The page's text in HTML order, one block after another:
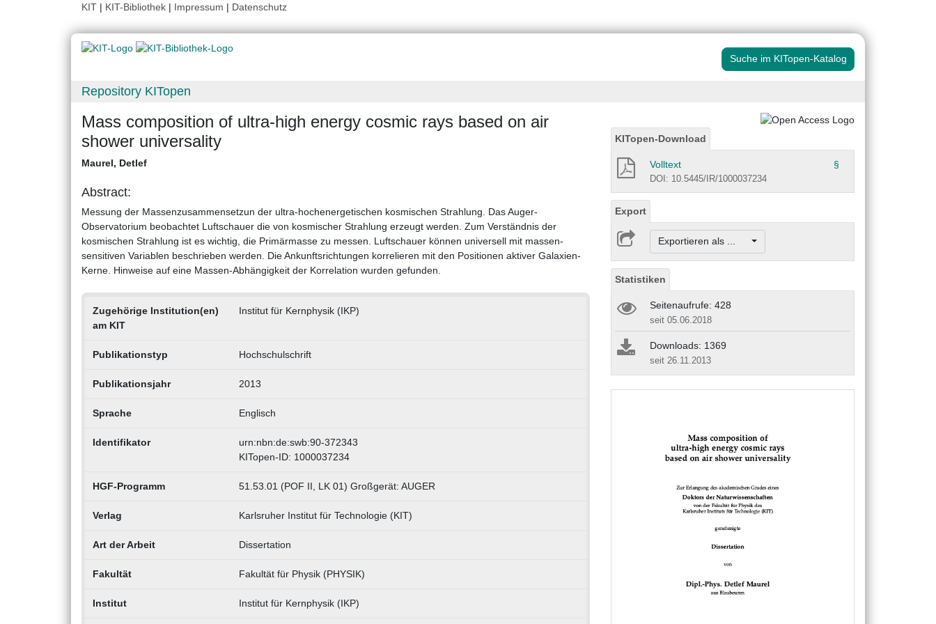
KIT | KIT-Bibliothek | Impressum | Datenschutz
Suche im KITopen-Katalog
Repository KITopen
Mass composition of ultra-high energy cosmic rays based on air
shower universality
Maurel, Detlef
Abstract:
Messung der Massenzusammensetzun der ultra-hochenergetischen kosmischen Strahlung. Das Auger-
Observatorium beobachtet Luftschauer die von kosmischer Strahlung erzeugt werden. Zum Verständnis der
kosmischen Strahlung ist es wichtig, die Primärmasse zu messen. Luftschauer können universell mit massen-
sensitiven Variablen beschrieben werden. Die Ankunftsrichtungen korrelieren mit den Positionen aktiver Galaxien-
Kerne. Hinweise auf eine Massen-Abhängigkeit der Korrelation wurden gefunden.
Zugehörige Institution(en)
am KIT
Institut für Kernphysik (IKP)
Publikationstyp Hochschulschrift
Publikationsjahr 2013
Sprache Englisch
Identifikator
urn:nbn:de:swb:90-372343
KITopen-ID: 1000037234
HGF-Programm 51.53.01 (POF II, LK 01) Großgerät: AUGER
Verlag Karlsruher Institut für Technologie (KIT)
Art der Arbeit Dissertation
Fakultät Fakultät für Physik (PHYSIK)
Institut Institut für Kernphysik (IKP)
KITopen-Download
Volltext §
DOI: 10.5445/IR/1000037234
Export
Exportieren als ...
Statistiken
Seitenaufrufe: 428
seit 05.06.2018
Downloads: 1369
seit 26.11.2013